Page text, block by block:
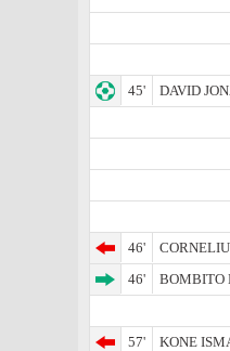
45'
DAVID
46'
46'
BOMBITO
57'
KONE